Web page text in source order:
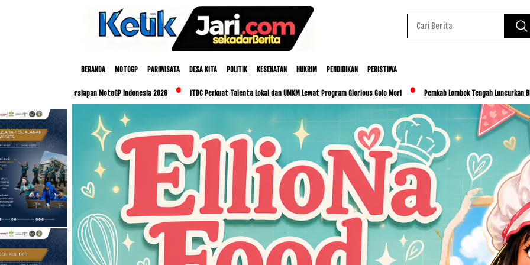
BERANDA MOTOGP PARIWISATA DESA KITA POLITIK KESEHATAN HUKRIM PENDIDIKAN PERISTIWA
Persiapan MotoGP Indonesia 2026 ITDC Perkuat Talenta Lokal dan UMKM Lewat Program Glorious Golo Mori Pemkab Lombok Tengah Luncurkan BESTI, Libatkan